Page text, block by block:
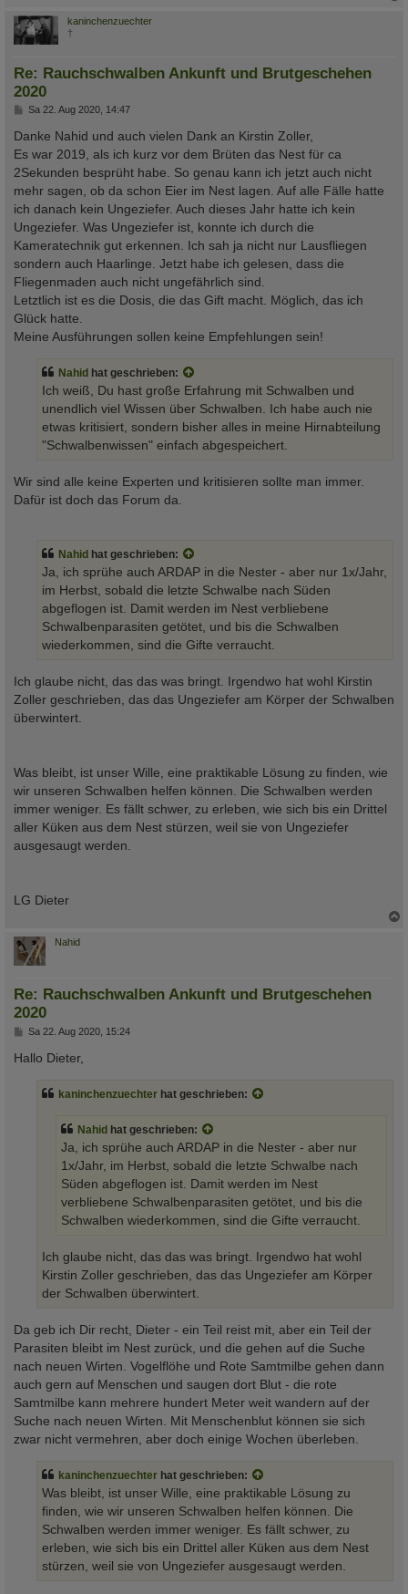
kaninchenzuechter
†
Re: Rauchschwalben Ankunft und Brutgeschehen
2020
B
i
r
a
g
Sa 22. Aug 2020, 14:47
Danke Nahid und auch vielen Dank an Kirstin Zoller,
Es war 2019, als ich kurz vor dem Brüten das Nest für ca
2Sekunden besprüht habe. So genau kann ich jetzt auch nicht
mehr sagen, ob da schon Eier im Nest lagen. Auf alle Fälle hatte
ich danach kein Ungeziefer. Auch dieses Jahr hatte ich kein
Ungeziefer. Was Ungeziefer ist, konnte ich durch die
Kameratechnik gut erkennen. Ich sah ja nicht nur Lausfliegen
sondern auch Haarlinge. Jetzt habe ich gelesen, dass die
Fliegenmaden auch nicht ungefährlich sind.
Letztlich ist es die Dosis, die das Gift macht. Möglich, das ich
Glück hatte.
Meine Ausführungen sollen keine Empfehlungen sein!
Nahid hat geschrieben:
Ich weiß, Du hast große Erfahrung mit Schwalben und
unendlich viel Wissen über Schwalben. Ich habe auch nie
etwas kritisiert, sondern bisher alles in meine Hirnabteilung
"Schwalbenwissen" einfach abgespeichert.
Wir sind alle keine Experten und kritisieren sollte man immer.
Dafür ist doch das Forum da.
Nahid hat geschrieben:
Ja, ich sprühe auch ARDAP in die Nester - aber nur 1x/Jahr,
im Herbst, sobald die letzte Schwalbe nach Süden
abgeflogen ist. Damit werden im Nest verbliebene
Schwalbenparasiten getötet, und bis die Schwalben
wiederkommen, sind die Gifte verraucht.
Ich glaube nicht, das das was bringt. Irgendwo hat wohl Kirstin
Zoller geschrieben, das das Ungeziefer am Körper der Schwalben
überwintert.
Was bleibt, ist unser Wille, eine praktikable Lösung zu finden, wie
wir unseren Schwalben helfen können. Die Schwalben werden
immer weniger. Es fällt schwer, zu erleben, wie sich bis ein Drittel
aller Küken aus dem Nest stürzen, weil sie von Ungeziefer
ausgesaugt werden.
LG Dieter
Nahid
Re: Rauchschwalben Ankunft und Brutgeschehen
2020
B
i
Sa 22. Aug 2020, 15:24
Hallo Dieter,
kaninchenzuechter hat geschrieben:
Nahid hat geschrieben:
Ja, ich sprühe auch ARDAP in die Nester - aber nur
1x/Jahr, im Herbst, sobald die letzte Schwalbe nach
Süden abgeflogen ist. Damit werden im Nest
verbliebene Schwalbenparasiten getötet, und bis die
Schwalben wiederkommen, sind die Gifte verraucht.
Ich glaube nicht, das das was bringt. Irgendwo hat wohl
Kirstin Zoller geschrieben, das das Ungeziefer am Körper
der Schwalben überwintert.
Da geb ich Dir recht, Dieter - ein Teil reist mit, aber ein Teil der
Parasiten bleibt im Nest zurück, und die gehen auf die Suche
nach neuen Wirten. Vogelflöhe und Rote Samtmilbe gehen dann
auch gern auf Menschen und saugen dort Blut - die rote
Samtmilbe kann mehrere hundert Meter weit wandern auf der
Suche nach neuen Wirten. Mit Menschenblut können sie sich
zwar nicht vermehren, aber doch einige Wochen überleben.
kaninchenzuechter hat geschrieben:
Was bleibt, ist unser Wille, eine praktikable Lösung zu
finden, wie wir unseren Schwalben helfen können. Die
Schwalben werden immer weniger. Es fällt schwer, zu
erleben, wie sich bis ein Drittel aller Küken aus dem Nest
stürzen, weil sie von Ungeziefer ausgesaugt werden.